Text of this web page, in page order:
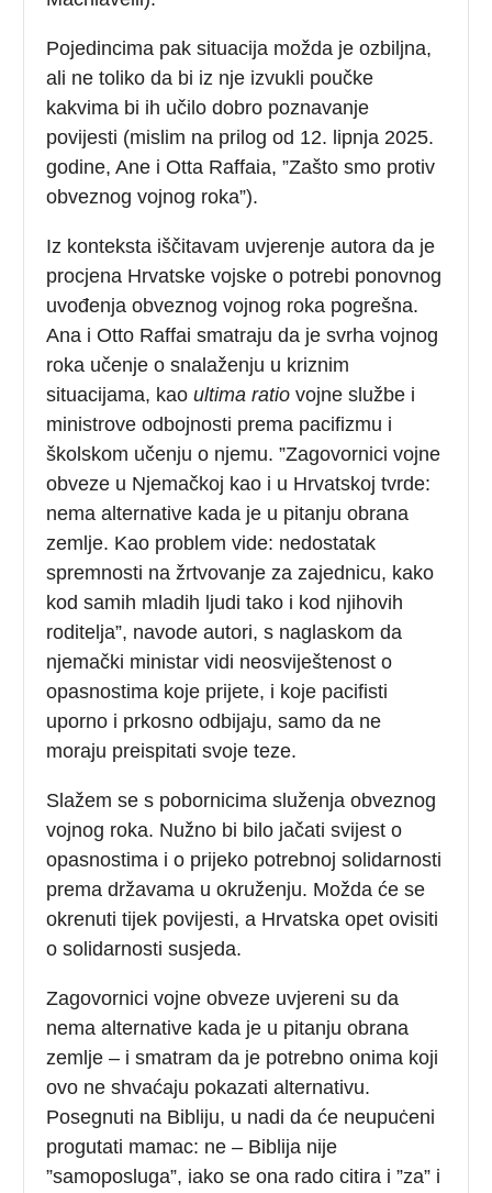
Pojedincima pak situacija možda je ozbiljna,
ali ne toliko da bi iz nje izvukli poučke
kakvima bi ih učilo dobro poznavanje
povijesti (mislim na prilog od 12. lipnja 2025.
godine, Ane i Otta Raffaia, ”Zašto smo protiv
obveznog vojnog roka”).
Iz konteksta iščitavam uvjerenje autora da je
procjena Hrvatske vojske o potrebi ponovnog
uvođenja obveznog vojnog roka pogrešna.
Ana i Otto Raffai smatraju da je svrha vojnog
roka učenje o snalaženju u kriznim
situacijama, kaoultima ratiovojne službe i
ministrove odbojnosti prema pacifizmu i
školskom učenju o njemu. ”Zagovornici vojne
obveze u Njemačkoj kao i u Hrvatskoj tvrde:
nema alternative kada je u pitanju obrana
zemlje. Kao problem vide: nedostatak
spremnosti na žrtvovanje za zajednicu, kako
kod samih mladih ljudi tako i kod njihovih
roditelja”, navode autori, s naglaskom da
njemački ministar vidi neosviještenost o
opasnostima koje prijete, i koje pacifisti
uporno i prkosno odbijaju, samo da ne
moraju preispitati svoje teze.
Slažem se s pobornicima služenja obveznog
vojnog roka. Nužno bi bilo jačati svijest o
opasnostima i o prijeko potrebnoj solidarnosti
prema državama u okruženju. Možda će se
okrenuti tijek povijesti, a Hrvatska opet ovisiti
o solidarnosti susjeda.
Zagovornici vojne obveze uvjereni su da
nema alternative kada je u pitanju obrana
zemlje – i smatram da je potrebno onima koji
ovo ne shvaćaju pokazati alternativu.
Posegnuti na Bibliju, u nadi da će neupuċeni
progutati mamac: ne – Biblija nije
”samoposluga”, iako se ona rado citira i ”za” i